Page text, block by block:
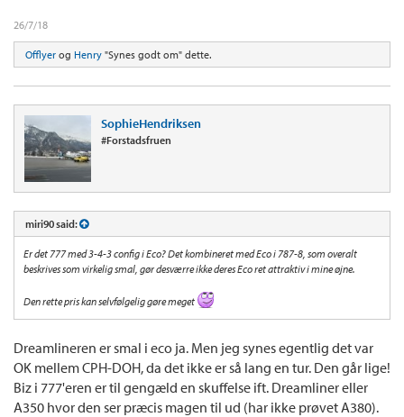
26/7/18
Offlyer og Henry "Synes godt om" dette.
SophieHendriksen
#Forstadsfruen
miri90 said:
Er det 777 med 3-4-3 config i Eco? Det kombineret med Eco i 787-8, som overalt
beskrives som virkelig smal, gør desværre ikke deres Eco ret attraktiv i mine øjne.
Den rette pris kan selvfølgelig gøre meget
Dreamlineren er smal i eco ja. Men jeg synes egentlig det var
OK mellem CPH-DOH, da det ikke er så lang en tur. Den går lige!
Biz i 777'eren er til gengæld en skuffelse ift. Dreamliner eller
A350 hvor den ser præcis magen til ud (har ikke prøvet A380).